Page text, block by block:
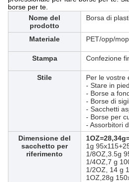
borse per te.
Nome del
prodotto
Borsa di
Materiale PET/opp/
Stampa Confezione
Stile
Per le vostre
- Stare in
- Borse a
- Borse di
- Sacchetti
- Borse per
- Assorbitori
Dimensione del
sacchetto per
riferimento
1g
1/8OZ,3.5g
1/4OZ,7 g
1/2OZ, 14 g
1OZ,28g